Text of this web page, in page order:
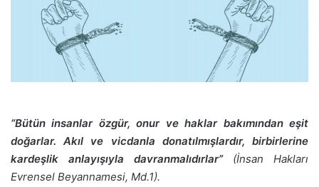
“Bütün insanlar özgür, onur ve haklar bakımından eşit
doğarlar. Akıl ve vicdanla donatılmışlardır, birbirlerine
kardeşlik anlayışıyla davranmalıdırlar”(İnsan Hakları
Evrensel Beyannamesi, Md.1).